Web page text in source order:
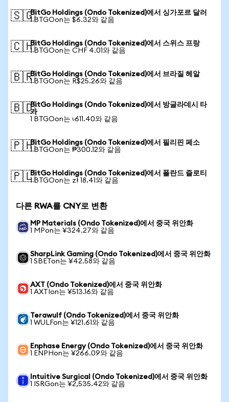
🇸🇬BitGo Holdings (Ondo Tokenized)에서 싱가포르 달러
1 BTGOon는 $6.32와 같음
🇨🇭BitGo Holdings (Ondo Tokenized)에서 스위스 프랑
1 BTGOon는 CHF 4.01와 같음
🇧🇷BitGo Holdings (Ondo Tokenized)에서 브라질 헤알
1 BTGOon는 R$25.26와 같음
🇧🇩BitGo Holdings (Ondo Tokenized)에서 방글라데시 타
카
1 BTGOon는 ৳611.40와 같음
🇵🇭BitGo Holdings (Ondo Tokenized)에서 필리핀 페소
1 BTGOon는 ₱300.12와 같음
🇵🇱BitGo Holdings (Ondo Tokenized)에서 폴란드 즐로티
1 BTGOon는 zł 18.41와 같음
다른 RWA를 CNY로 변환
MP Materials (Ondo Tokenized)에서 중국 위안화
1 MPon는 ¥324.27와 같음
SharpLink Gaming (Ondo Tokenized)에서 중국 위안화
1 SBETon는 ¥42.58와 같음
AXT (Ondo Tokenized)에서 중국 위안화
1 AXTIon는 ¥513.16와 같음
Terawulf (Ondo Tokenized)에서 중국 위안화
1 WULFon는 ¥121.61와 같음
Enphase Energy (Ondo Tokenized)에서 중국 위안화
1 ENPHon는 ¥266.09와 같음
Intuitive Surgical (Ondo Tokenized)에서 중국 위안화
1 ISRGon는 ¥2,535.42와 같음